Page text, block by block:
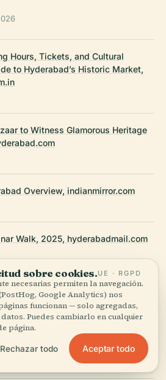
Hours, Tickets, and Cultural
to Hyderabad’s Historic Market,
to Witness Glamorous Heritage
Overview, indianmirror.com
Walk, 2025, hyderabadmail.com
Hours & Top Highlights,
2025
Guide, TravelTriangle, 2025
sobre cookies.UE · RGPD
necesarias permiten la navegación.
Google Analytics) nos
funcionan — solo agregadas,
Puedes cambiarlo en cualquier
página.
Rechazar todo Aceptar todo